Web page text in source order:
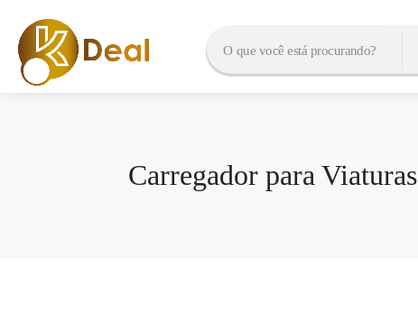
Carregador para Viaturas